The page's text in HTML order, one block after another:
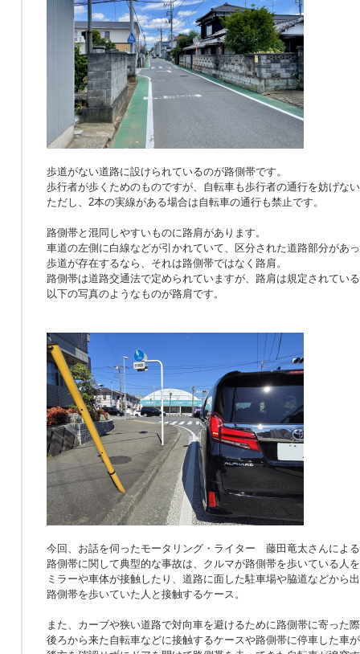
歩道がない道路に設けられているのが路側帯です。
歩行者が歩くためのものですが、自転車も歩行者の通行を妨げな
ただし、2本の実線がある場合は自転車の通行も禁止です。
路側帯と混同しやすいものに路肩があります。
車道の左側に白線などが引かれていて、区分された道路部分があ
歩道が存在するなら、それは路側帯ではなく路肩。
路側帯は道路交通法で定められていますが、路肩は規定されてい
以下の写真のようなものが路肩です。
今回、お話を伺ったモータリング・ライター 藤田竜太さんによ
路側帯に関して典型的な事故は、クルマが路側帯を歩いている人
ミラーや車体が接触したり、道路に面した駐車場や脇道などから
路側帯を歩いていた人と接触するケース。
また、カーブや狭い道路で対向車を避けるために路側帯に寄った
後ろから来た自転車などに接触するケースや路側帯に停車した車